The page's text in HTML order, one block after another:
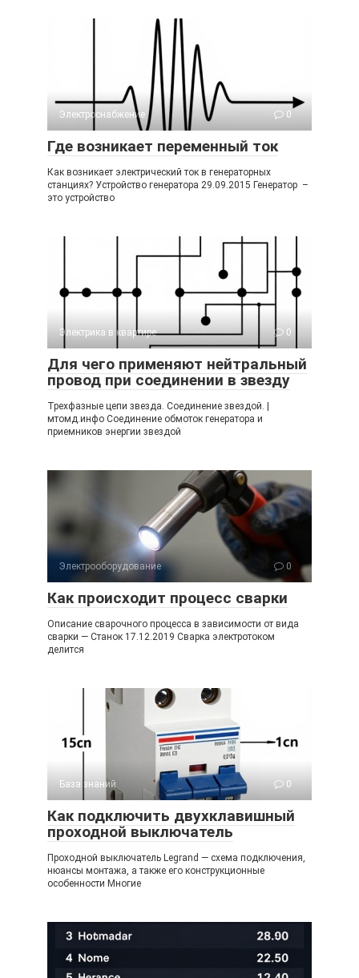
Электроснабжение 0
Где возникает переменный ток
Как возникает электрический ток в генераторных
станциях? Устройство генератора 29.09.2015 Генератор –
это устройство
Электрика в квартире 0
Для чего применяют нейтральный
провод при соединении в звезду
Трехфазные цепи звезда. Соединение звездой. |
мтомд.инфо Соединение обмоток генератора и
приемников энергии звездой
Электрооборудование 0
Как происходит процесс сварки
Описание сварочного процесса в зависимости от вида
сварки — Станок 17.12.2019 Сварка электротоком
делится
База знаний 0
Как подключить двухклавишный
проходной выключатель
Проходной выключатель Legrand — схема подключения,
нюансы монтажа, а также его конструкционные
особенности Многие